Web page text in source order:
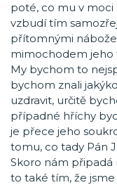
poté, co mu v moci
vzbudí tím
přítomnými
mimochodem jeho
My bychom to
bychom znali
uzdravit, určitě
případné hříchy
je přece jeho
tomu, co tady Pán
Skoro nám připadá
to také tím, že